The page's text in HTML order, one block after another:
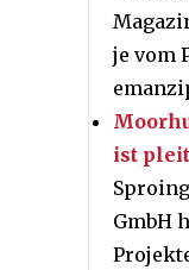
je vom
ist
GmbH